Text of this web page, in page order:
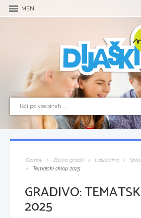
MENI
Domov Zbirka gradiv Latinščina
Tematski sklop 2025
GRADIVO:
2025